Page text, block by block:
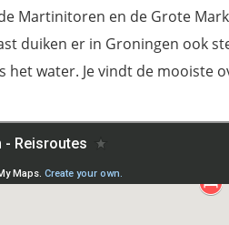
Martinitoren en de Grote
duiken er in Groningen ook
water. Je vindt de mooiste